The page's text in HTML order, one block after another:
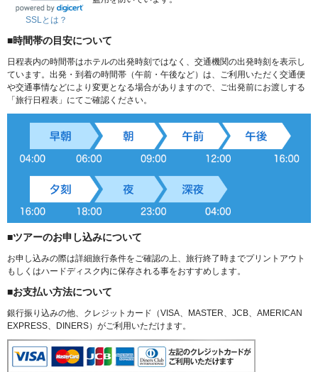
SSLとは？
■時間帯の目安について
日程表内の時間帯はホテルの出発時刻ではなく、交通機関の出発時刻を表示し
ています。出発・到着の時間帯（午前・午後など）は、ご利用いただく交通便
や交通事情などにより変更となる場合がありますので、ご出発前にお渡しする
「旅行日程表」にてご確認ください。
■ツアーのお申し込みについて
お申し込みの際は詳細旅行条件をご確認の上、旅行終了時までプリントアウト
もしくはハードディスク内に保存される事をおすすめします。
■お支払い方法について
銀行振り込みの他、クレジットカード（VISA、MASTER、JCB、AMERICAN
EXPRESS、DINERS）がご利用いただけます。